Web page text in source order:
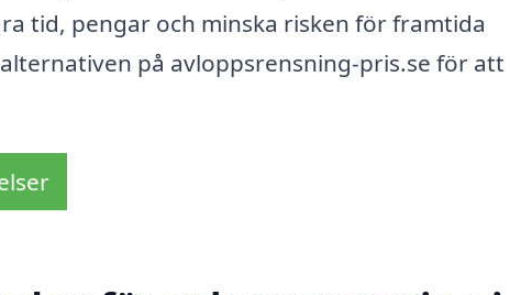
tid, pengar och minska risken för framtida
på avloppsrensning-pris.se för att